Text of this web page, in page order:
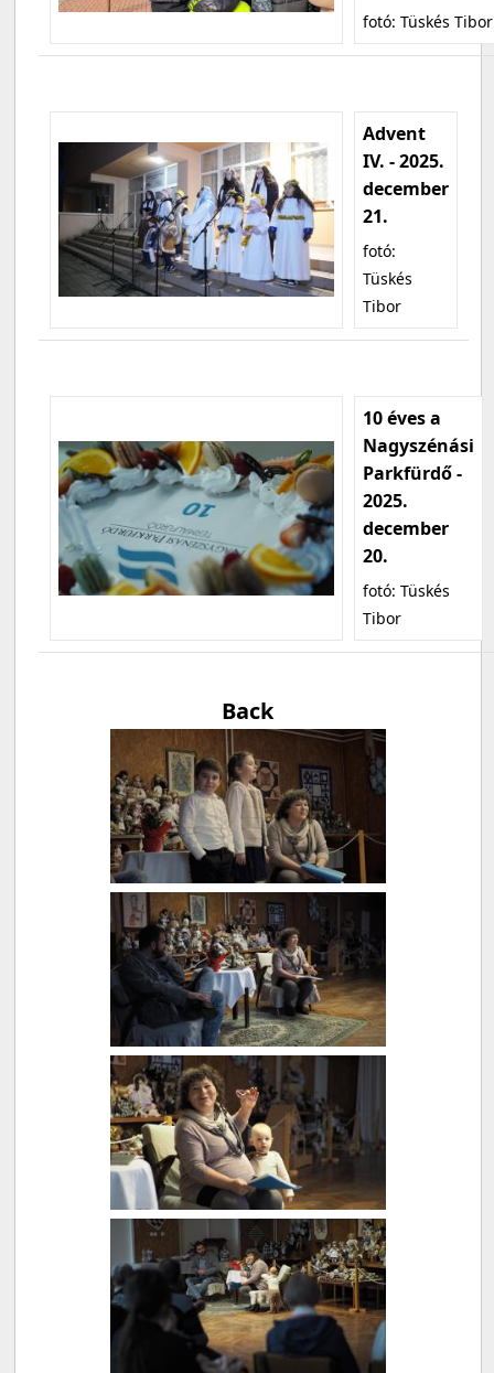
fotó: Tüskés Tibor
Advent
IV. - 2025.
december
21.
fotó:
Tüskés
Tibor
10 éves a
Nagyszénási
Parkfürdő -
2025.
december
20.
fotó: Tüskés
Tibor
Back